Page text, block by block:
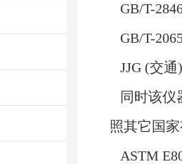
GB/T-
GB/T-
JJG (交
同时该仪
照其它国
ASTM